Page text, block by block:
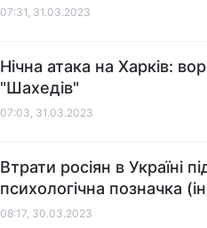
07:31, 31.03.2023
Нічна атака на Харків:
"Шахедів"
07:03, 31.03.2023
Втрати росіян в Україні
психологічна позначка
08:17, 30.03.2023